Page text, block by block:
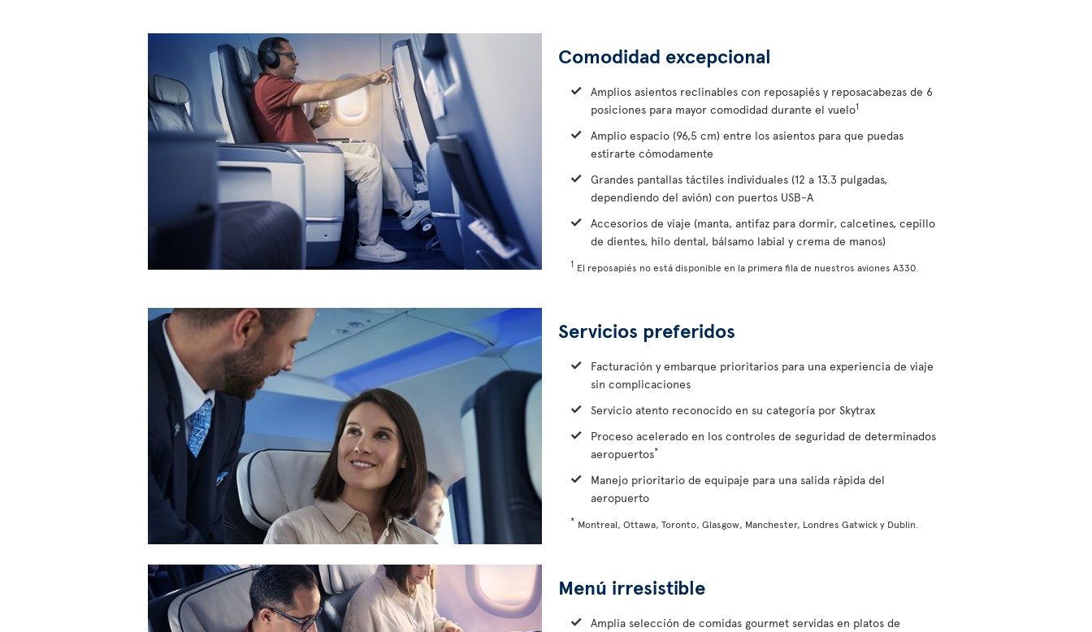
Comodidad excepcional
Amplios asientos reclinables con reposapiés y reposacabezas de 6
posiciones para mayor comodidad durante el vuelo1
Amplio espacio (96,5 cm) entre los asientos para que puedas
estirarte cómodamente
Grandes pantallas táctiles individuales (12 a 13.3 pulgadas,
dependiendo del avión) con puertos USB-A
Accesorios de viaje (manta, antifaz para dormir, calcetines, cepillo
de dientes, hilo dental, bálsamo labial y crema de manos)
1 El reposapiés no está disponible en la primera fila de nuestros aviones A330.
Servicios preferidos
Facturación y embarque prioritarios para una experiencia de viaje
sin complicaciones
Servicio atento reconocido en su categoría por Skytrax
Proceso acelerado en los controles de seguridad de determinados
aeropuertos*
Manejo prioritario de equipaje para una salida rápida del
aeropuerto
* Montreal, Ottawa, Toronto, Glasgow, Manchester, Londres Gatwick y Dublin.
Menú irresistible
Amplia selección de comidas gourmet servidas en platos de